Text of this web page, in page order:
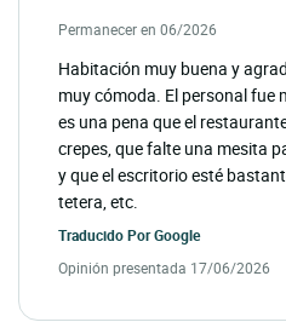
Permanecer en 06/2026
Habitación muy buena y
muy cómoda. El personal fue
es una pena que el
crepes, que falte una mesita
y que el escritorio esté
tetera, etc.
Traducido PorGoogle
Opinión presentada 17/06/2026